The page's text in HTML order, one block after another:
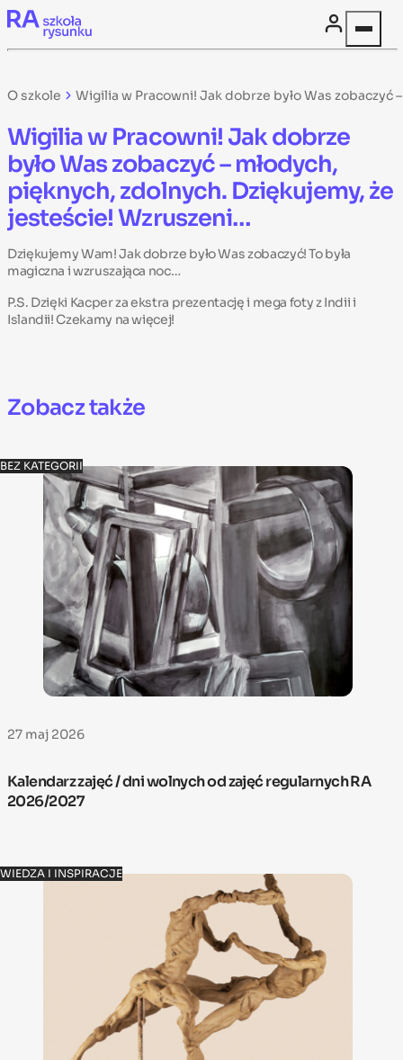
Skip to content
O szkole Wigilia w Pracowni! Jak dobrze było Was
Wigilia w Pracowni! Jak dobrze
było Was zobaczyć – młodych,
pięknych, zdolnych. Dziękujemy, że
jesteście! Wzruszeni…
Dziękujemy Wam! Jak dobrze było Was zobaczyć! To była
magiczna i wzruszająca noc…
P.S. Dzięki Kacper za ekstra prezentację i mega foty z Indii i
Islandii! Czekamy na więcej!
Zobacz także
BEZ KATEGORII
27 maj 2026
Kalendarz zajęć / dni wolnych od zajęć regularnych RA
2026/2027
WIEDZA I INSPIRACJE